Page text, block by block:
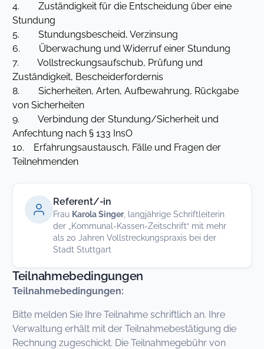
4. Zuständigkeit für die Entscheidung über eine
Stundung
5. Stundungsbescheid, Verzinsung
6. Überwachung und Widerruf einer Stundung
7. Vollstreckungsaufschub, Prüfung und
Zuständigkeit, Bescheiderfordernis
8. Sicherheiten, Arten, Aufbewahrung, Rückgabe
von Sicherheiten
9. Verbindung der Stundung/Sicherheit und
Anfechtung nach § 133 InsO
10. Erfahrungsaustausch, Fälle und Fragen der
Teilnehmenden
Referent/-in
Frau Karola Singer, langjährige Schriftleiterin
der „Kommunal-Kassen-Zeitschrift“ mit mehr
als 20 Jahren Vollstreckungspraxis bei der
Stadt Stuttgart
Teilnahmebedingungen
Teilnahmebedingungen:
Bitte melden Sie Ihre Teilnahme schriftlich an. Ihre
Verwaltung erhält mit der Teilnahmebestätigung die
Rechnung zugeschickt. Die Teilnahmegebühr von